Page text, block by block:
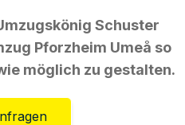
Schuster
Pforzheim Umeå so
möglich zu gestalten.